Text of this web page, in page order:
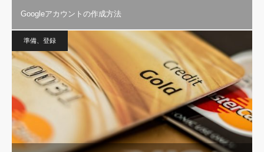
Googleアカウントの作成方法
準備、登録